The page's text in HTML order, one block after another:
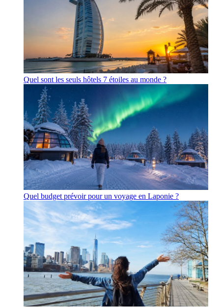
Quel sont les seuls hôtels 7 étoiles au monde ?
Quel budget prévoir pour un voyage en Laponie ?